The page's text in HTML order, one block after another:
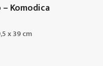
Komodica
x 39 cm